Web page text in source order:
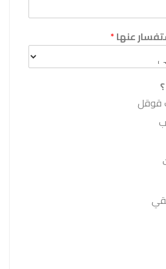
عنها*
قوقل